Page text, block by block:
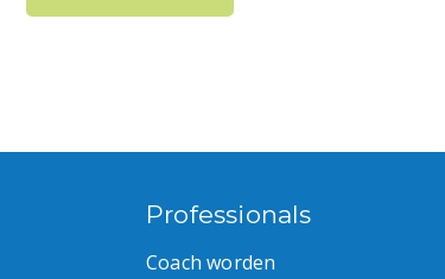
Professionals
Coach worden